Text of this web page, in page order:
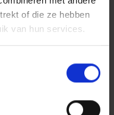
of die ze hebben
van hun services.